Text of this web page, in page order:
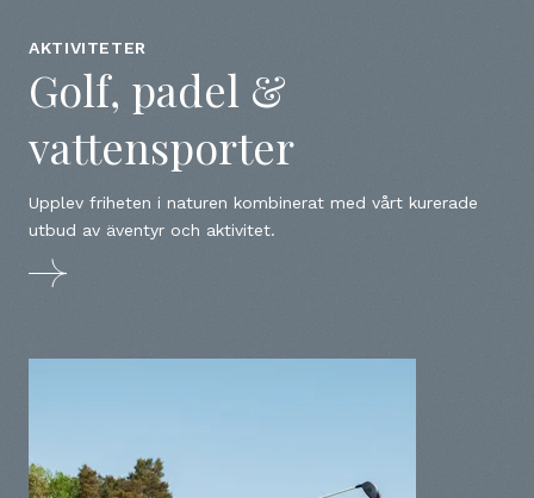
AKTIVITETER
Golf, padel &
vattensporter
Upplev friheten i naturen kombinerat med vårt kurerade
utbud av äventyr och aktivitet.